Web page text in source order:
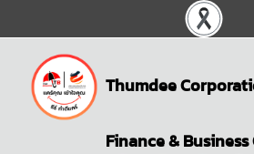
Thumdee
Finance &